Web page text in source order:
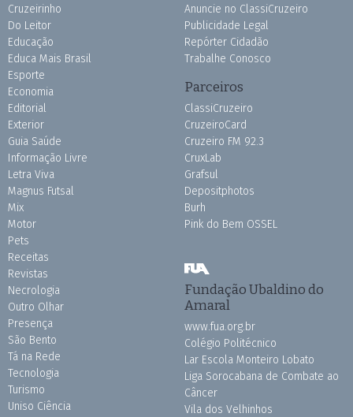
Cruzeirinho
Do Leitor
Educação
Educa Mais Brasil
Esporte
Economia
Editorial
Exterior
Guia Saúde
Informação Livre
Letra Viva
Magnus Futsal
Mix
Motor
Pets
Receitas
Revistas
Necrologia
Outro Olhar
Presença
São Bento
Tá na Rede
Tecnologia
Turismo
Uniso Ciência
Anuncie no ClassiCruzeiro
Publicidade Legal
Repórter Cidadão
Trabalhe Conosco
Parceiros
ClassiCruzeiro
CruzeiroCard
Cruzeiro FM 92.3
CruxLab
Grafsul
Depositphotos
Burh
Pink do Bem OSSEL
Fundação Ubaldino do
Amaral
www.fua.org.br
Colégio Politécnico
Lar Escola Monteiro Lobato
Liga Sorocabana de Combate ao
Câncer
Vila dos Velhinhos